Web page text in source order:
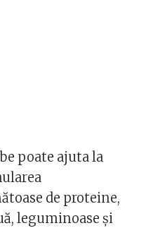
poate ajuta la
de proteine,
leguminoase și